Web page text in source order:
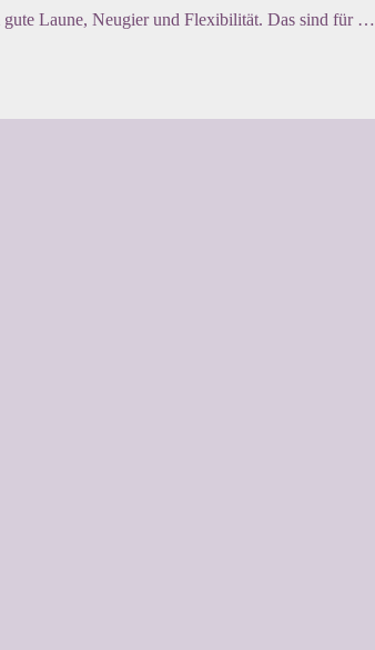
gute Laune, Neugier und Flexibilität. Das sind für …